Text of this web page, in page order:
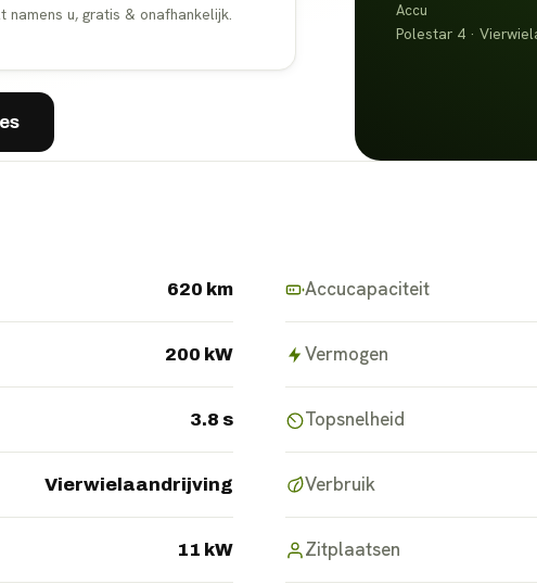
u, gratis & onafhankelijk.
Accu
Polestar 4 ·
620 km Accucapaciteit
200 kW Vermogen
3.8 s Topsnelheid
Vierwielaandrijving Verbruik
11 kW Zitplaatsen